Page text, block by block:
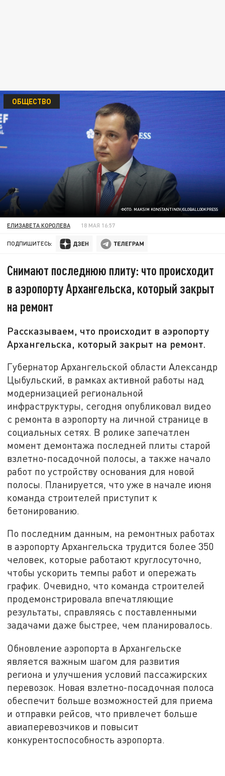
ФОТО: MAKSIM KONSTANTINOV/GLOBALLOOKPRESS
ОБЩЕСТВО
ЕЛИЗАВЕТА КОРОЛЕВА 18 МАЯ 16:57
ПОДПИШИТЕСЬ:
Снимают последнюю плиту: что происходит
в аэропорту Архангельска, который закрыт
на ремонт
Рассказываем, что происходит в аэропорту
Архангельска, который закрыт на ремонт.
Губернатор Архангельской области Александр
Цыбульский, в рамках активной работы над
модернизацией региональной
инфраструктуры, сегодня опубликовал видео
с ремонта в аэропорту на личной странице в
социальных сетях. В ролике запечатлен
момент демонтажа последней плиты старой
взлетно-посадочной полосы, а также начало
работ по устройству основания для новой
полосы. Планируется, что уже в начале июня
команда строителей приступит к
бетонированию.
По последним данным, на ремонтных работах
в аэропорту Архангельска трудится более 350
человек, которые работают круглосуточно,
чтобы ускорить темпы работ и опережать
график. Очевидно, что команда строителей
продемонстрировала впечатляющие
результаты, справляясь с поставленными
задачами даже быстрее, чем планировалось.
Обновление аэропорта в Архангельске
является важным шагом для развития
региона и улучшения условий пассажирских
перевозок. Новая взлетно-посадочная полоса
обеспечит больше возможностей для приема
и отправки рейсов, что привлечет больше
авиаперевозчиков и повысит
конкурентоспособность аэропорта.